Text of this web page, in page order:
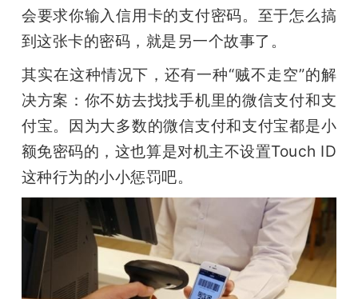
会要求你输入信用卡的支付密码。至于怎么搞
到这张卡的密码，就是另一个故事了。
其实在这种情况下，还有一种“贼不走空”的解
决方案：你不妨去找找手机里的微信支付和支
付宝。因为大多数的微信支付和支付宝都是小
额免密码的，这也算是对机主不设置Touch ID
这种行为的小小惩罚吧。